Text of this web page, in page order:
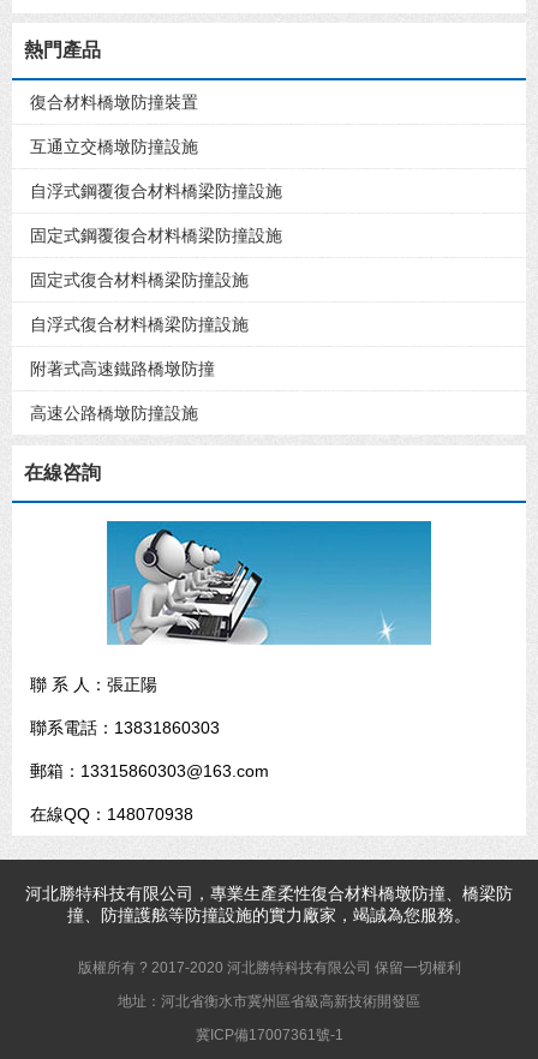
熱門產品
復合材料橋墩防撞裝置
互通立交橋墩防撞設施
自浮式鋼覆復合材料橋梁防撞設施
固定式鋼覆復合材料橋梁防撞設施
固定式復合材料橋梁防撞設施
自浮式復合材料橋梁防撞設施
附著式高速鐵路橋墩防撞
高速公路橋墩防撞設施
在線咨詢
聯 系 人：張正陽
聯系電話：13831860303
郵箱：13315860303@163.com
在線QQ：148070938
河北勝特科技有限公司，專業生產柔性復合材料橋墩防撞、橋梁防
撞、防撞護舷等防撞設施的實力廠家，竭誠為您服務。
版權所有 ? 2017-2020 河北勝特科技有限公司 保留一切權利
地址：河北省衡水市冀州區省級高新技術開發區
冀ICP備17007361號-1